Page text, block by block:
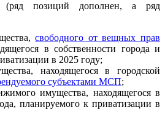
(ряд позиций дополнен, а ряд
свободного от вещных прав
в собственности города и
в 2025 году;
находящегося в городской
субъектами МСП;
имущества, находящегося в
планируемого к приватизации в